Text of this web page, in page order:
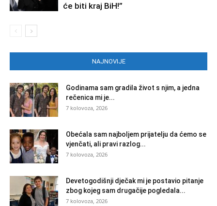
će biti kraj BiH!”
NAJNOVIJE
Godinama sam gradila život s njim, a jedna
rečenica mi je...
7 kolovoza, 2026
Obećala sam najboljem prijatelju da ćemo se
vjenčati, ali pravi razlog...
7 kolovoza, 2026
Devetogodišnji dječak mi je postavio pitanje
zbog kojeg sam drugačije pogledala...
7 kolovoza, 2026